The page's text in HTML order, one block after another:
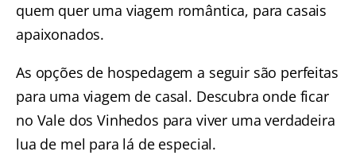
quem quer uma viagem romântica, para casais
apaixonados.
As opções de hospedagem a seguir são perfeitas
para uma viagem de casal. Descubra onde ficar
no Vale dos Vinhedos para viver uma verdadeira
lua de mel para lá de especial.